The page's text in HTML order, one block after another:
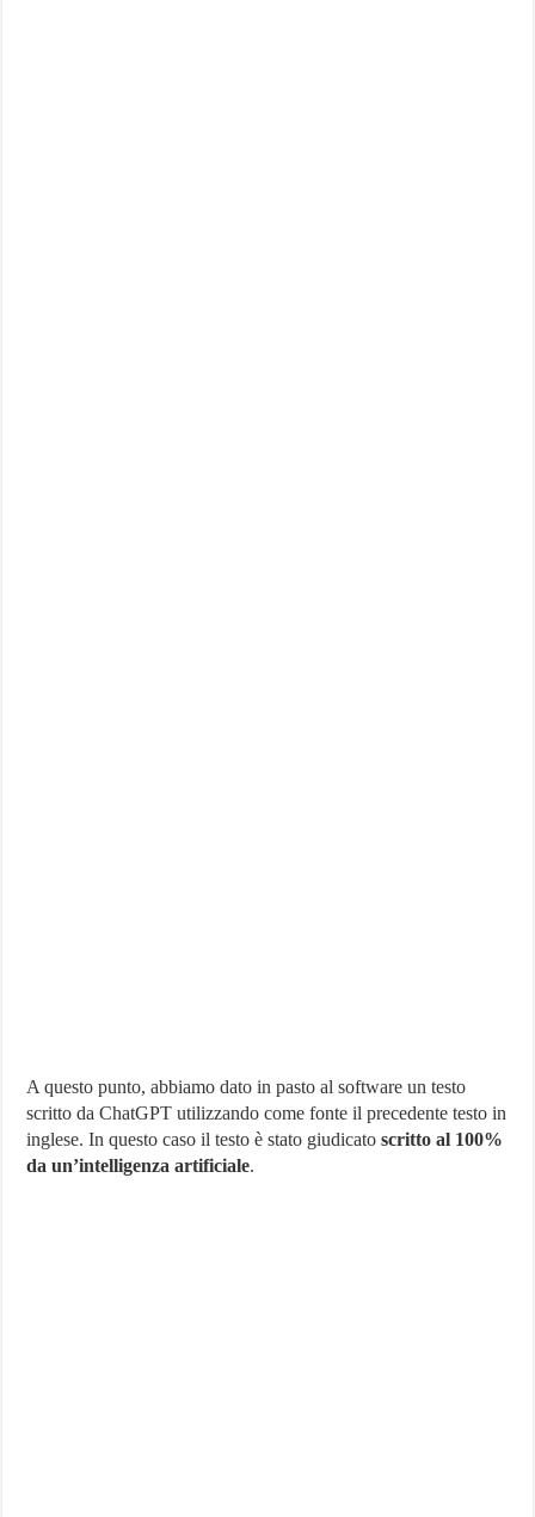
A questo punto, abbiamo dato in pasto al software un testo
scritto da ChatGPT utilizzando come fonte il precedente testo in
inglese. In questo caso il testo è stato giudicatoscritto al 100%
da un’intelligenza artificiale.